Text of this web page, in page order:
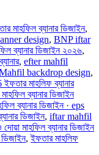
মাহফিল ব্যানার ডিজাইন,
design, BNP iftar
ব্যানার ডিজাইন ২০২৬,
, efter mahfil
backdrop design,
মাহলিফ ব্যানার
ব্যানার ডিজাইন
ব্যানার ডিজাইন · eps
ডিজাইন, iftar mahfil
মাহফিল ব্যানার ডিজাইন
, ইফতার মাহলিফ